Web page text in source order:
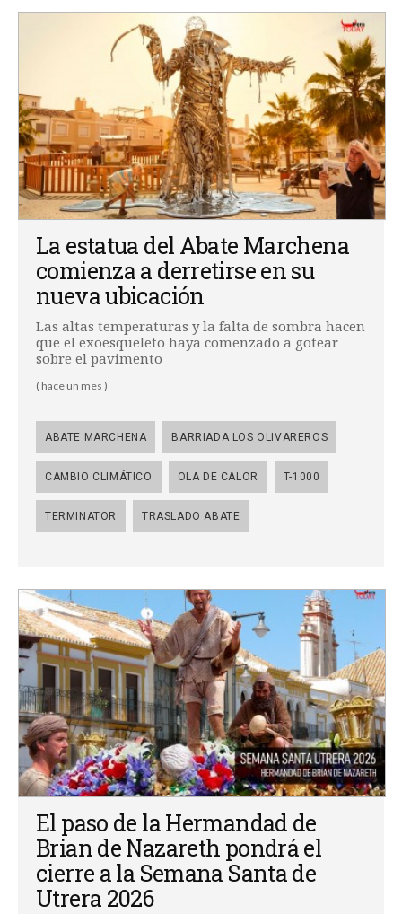
La estatua del Abate Marchena
comienza a derretirse en su
nueva ubicación
Las altas temperaturas y la falta de sombra hacen
que el exoesqueleto haya comenzado a gotear
sobre el pavimento
( hace un mes )
ABATE MARCHENA BARRIADA LOS OLIVAREROS
CAMBIO CLIMÁTICO OLA DE CALOR T-1000
TERMINATOR TRASLADO ABATE
El paso de la Hermandad de
Brian de Nazareth pondrá el
cierre a la Semana Santa de
Utrera 2026